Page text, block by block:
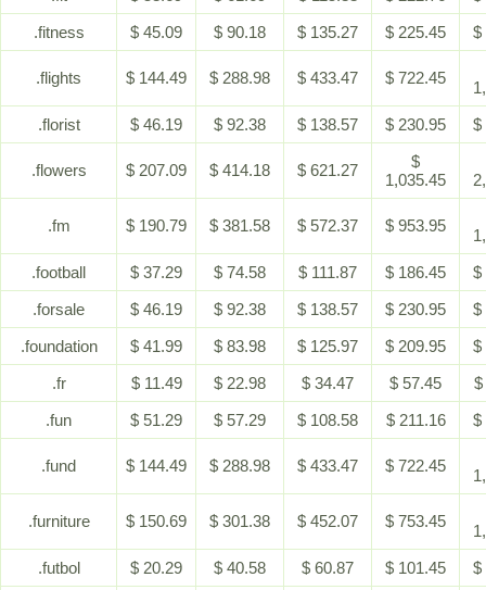
.fitness
$ 45.09 $ 90.18 $ 135.27 $ 225.45 $
.flights $ 144.49 $ 288.98 $ 433.47 $ 722.45
.florist
$ 46.19 $ 92.38 $ 138.57 $ 230.95 $
.flowers $ 207.09 $ 414.18 $ 621.27
$
1,035.45
.fm $ 190.79 $ 381.58 $ 572.37 $ 953.95
.football
$ 37.29 $ 74.58 $ 111.87 $ 186.45
$
.forsale
$ 46.19 $ 92.38 $ 138.57 $ 230.95
$
.foundation
$ 41.99 $ 83.98 $ 125.97 $ 209.95
$
.fr
$ 11.49 $ 22.98 $ 34.47 $ 57.45
$
.fun
$ 51.29 $ 57.29 $ 108.58 $ 211.16 $
.fund $ 144.49 $ 288.98 $ 433.47 $ 722.45
.furniture $ 150.69 $ 301.38 $ 452.07 $ 753.45
.futbol
$ 20.29 $ 40.58 $ 60.87 $ 101.45
$